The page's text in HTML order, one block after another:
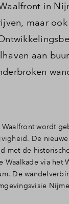
in
maar
aan
Waalfront wordt
De
met de
Waalkade via het
De